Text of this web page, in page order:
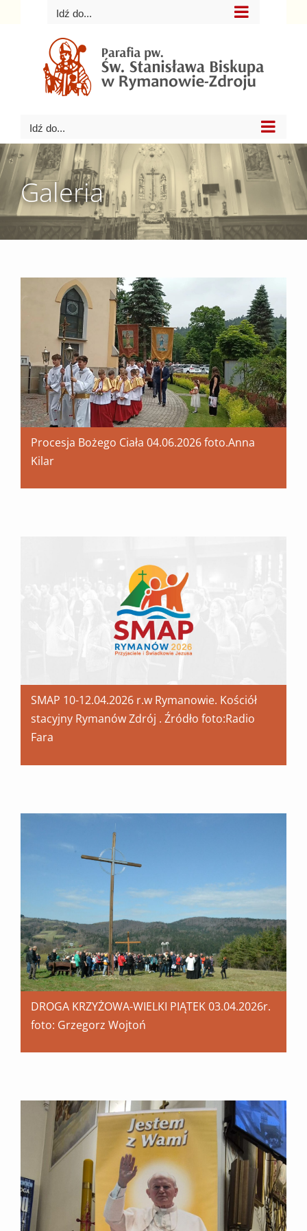
Idź do...
Idź do...
Galeria
Procesja Bożego Ciała 04.06.2026 foto.Anna
Kilar
SMAP 10-12.04.2026 r.w Rymanowie. Kościół
stacyjny Rymanów Zdrój . Źródło foto:Radio
Fara
DROGA KRZYŻOWA-WIELKI PIĄTEK 03.04.2026r.
foto: Grzegorz Wojtoń